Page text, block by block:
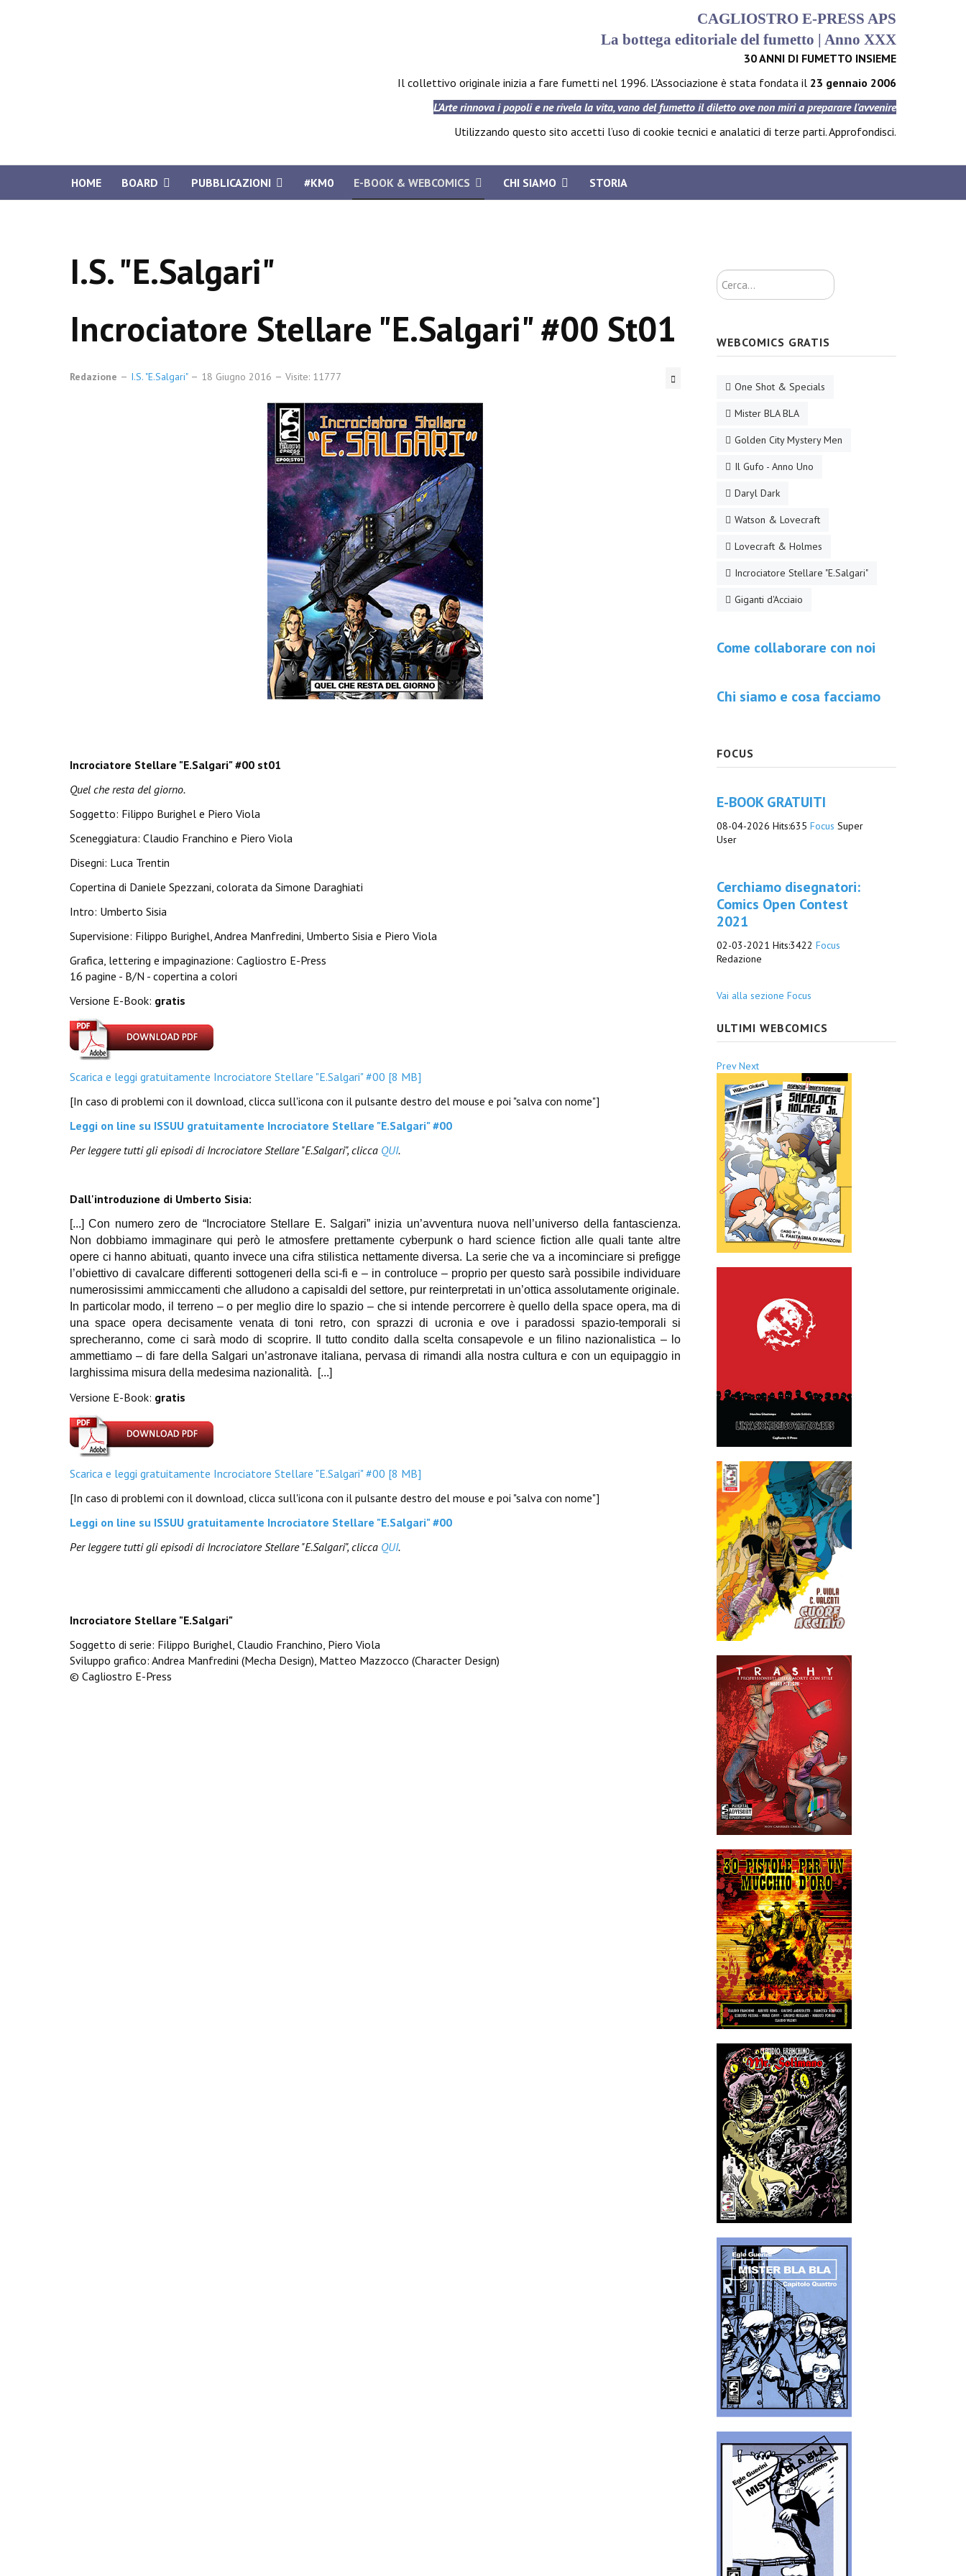
CAGLIOSTRO E-PRESS APS
La bottega editoriale del fumetto | Anno XXX
30 ANNI DI FUMETTO INSIEME
Il collettivo originale inizia a fare fumetti nel 1996. L'Associazione è stata fondata il 23 gennaio 2006
L'Arte rinnova i popoli e ne rivela la vita, vano del fumetto il diletto ove non miri a preparare l'avvenire
Utilizzando questo sito accetti l’uso di cookie tecnici e analatici di terze parti.Approfondisci.
HOME BOARD PUBBLICAZIONI #KM0 E-BOOK & WEBCOMICS CHI SIAMO STORIA
I.S. "E.Salgari"
Incrociatore Stellare "E.Salgari" #00 St01
Redazione I.S. "E.Salgari" 18 Giugno 2016 Visite: 11777
Incrociatore Stellare "E.Salgari" #00 st01
Quel che resta del giorno.
Soggetto: Filippo Burighel e Piero Viola
Sceneggiatura: Claudio Franchino e Piero Viola
Disegni: Luca Trentin
Copertina di Daniele Spezzani, colorata da Simone Daraghiati
Intro: Umberto Sisia
Supervisione: Filippo Burighel, Andrea Manfredini, Umberto Sisia e Piero Viola
Grafica, lettering e impaginazione: Cagliostro E-Press
16 pagine - B/N - copertina a colori
Versione E-Book: gratis
Scarica e leggi gratuitamente Incrociatore Stellare "E.Salgari" #00 [8 MB]
[In caso di problemi con il download, clicca sull'icona con il pulsante destro del mouse e poi "salva con nome"]
Leggi on line su ISSUU gratuitamente Incrociatore Stellare "E.Salgari" #00
Per leggere tutti gli episodi di Incrociatore Stellare "E.Salgari", clicca QUI.
Dall'introduzione di Umberto Sisia:
[...] Con numero zero de “Incrociatore Stellare E. Salgari” inizia un’avventura nuova nell’universo della fantascienza.
Non dobbiamo immaginare qui però le atmosfere prettamente cyberpunk o hard science fiction alle quali tante altre
opere ci hanno abituati, quanto invece una cifra stilistica nettamente diversa. La serie che va a incominciare si prefigge
l’obiettivo di cavalcare differenti sottogeneri della sci-fi e – in controluce – proprio per questo sarà possibile individuare
numerosissimi ammiccamenti che alludono a capisaldi del settore, pur reinterpretati in un’ottica assolutamente originale.
In particolar modo, il terreno – o per meglio dire lo spazio – che si intende percorrere è quello della space opera, ma di
una space opera decisamente venata di toni retro, con sprazzi di ucronia e ove i paradossi spazio-temporali si
sprecheranno, come ci sarà modo di scoprire. Il tutto condito dalla scelta consapevole e un filino nazionalistica – lo
ammettiamo – di fare della Salgari un’astronave italiana, pervasa di rimandi alla nostra cultura e con un equipaggio in
larghissima misura della medesima nazionalità.
[...]
Versione E-Book: gratis
Scarica e leggi gratuitamente Incrociatore Stellare "E.Salgari" #00 [8 MB]
[In caso di problemi con il download, clicca sull'icona con il pulsante destro del mouse e poi "salva con nome"]
Leggi on line su ISSUU gratuitamente Incrociatore Stellare "E.Salgari" #00
Per leggere tutti gli episodi di Incrociatore Stellare "E.Salgari", clicca QUI.
Incrociatore Stellare "E.Salgari"
Soggetto di serie: Filippo Burighel, Claudio Franchino, Piero Viola
Sviluppo grafico: Andrea Manfredini (Mecha Design), Matteo Mazzocco (Character Design)
© Cagliostro E-Press
Cerca...
WEBCOMICS GRATIS
One Shot & Specials
Mister BLA BLA
Golden City Mystery Men
Il Gufo - Anno Uno
Daryl Dark
Watson & Lovecraft
Lovecraft & Holmes
Incrociatore Stellare "E.Salgari"
Giganti d'Acciaio
Come collaborare con noi
Chi siamo e cosa facciamo
FOCUS
E-BOOK GRATUITI
08-04-2026 Hits:635 Focus Super
User
Cerchiamo disegnatori:
Comics Open Contest
2021
02-03-2021 Hits:3422 Focus
Redazione
Vai alla sezione Focus
ULTIMI WEBCOMICS
Prev Next